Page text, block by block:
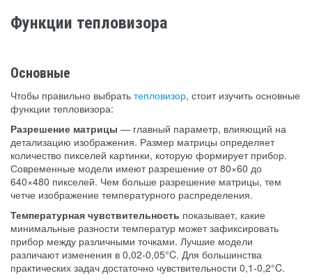
Функции тепловизора
Основные
Чтобы правильно выбрать тепловизор, стоит изучить основные
функции тепловизора:
Разрешение матрицы — главный параметр, влияющий на
детализацию изображения. Размер матрицы определяет
количество пикселей картинки, которую формирует прибор.
Современные модели имеют разрешение от 80×60 до
640×480 пикселей. Чем больше разрешение матрицы, тем
четче изображение температурного распределения.
Температурная чувствительность показывает, какие
минимальные разности температур может зафиксировать
прибор между различными точками. Лучшие модели
различают изменения в 0,02-0,05°C. Для большинства
практических задач достаточно чувствительности 0,1-0,2°C.